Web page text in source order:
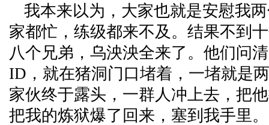
我本来以为，大家也就是安慰我
家都忙，练级都来不及。结果不到
八个兄弟，乌泱泱全来了。他们问
ID，就在猪洞门口堵着，一堵就是
家伙终于露头，一群人冲上去，把
把我的炼狱爆了回来，塞到我手里。